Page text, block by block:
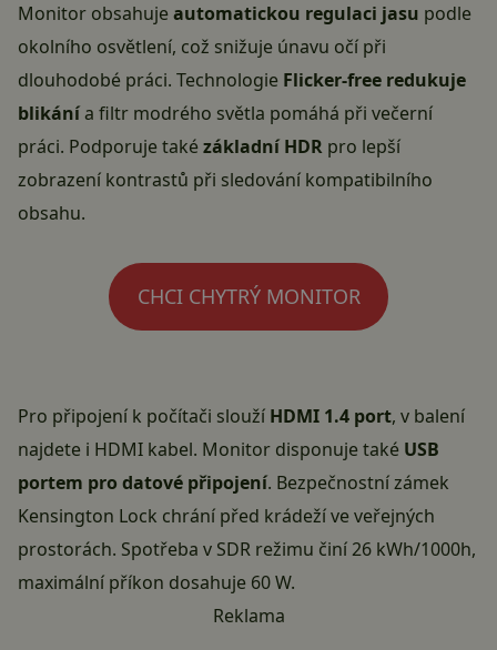
Monitor obsahujeautomatickou regulaci jasu podle
okolního osvětlení, což snižuje únavu očí při
dlouhodobé práci. Technologie Flicker-free redukuje
blikánía filtr modrého světla pomáhá při večerní
práci. Podporuje takézákladní HDR pro lepší
zobrazení kontrastů při sledování kompatibilního
obsahu.
CHCI CHYTRÝ MONITOR
Pro připojení k počítači slouží HDMI 1.4 port, v balení
najdete i HDMI kabel. Monitor disponuje také USB
portem pro datové připojení. Bezpečnostní zámek
Kensington Lock chrání před krádeží ve veřejných
prostorách. Spotřeba v SDR režimu činí 26 kWh/1000h,
maximální příkon dosahuje 60 W.
Reklama